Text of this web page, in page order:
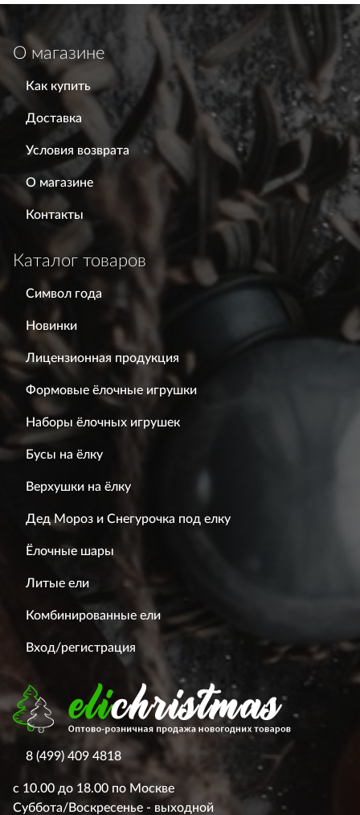
О магазине
Как купить
Доставка
Условия возврата
О магазине
Контакты
Каталог товаров
Символ года
Новинки
Лицензионная продукция
Формовые ёлочные игрушки
Наборы ёлочных игрушек
Бусы на ёлку
Верхушки на ёлку
Дед Мороз и Снегурочка под елку
Ёлочные шары
Литые ели
Комбинированные ели
Вход/регистрация
8 (499) 409 4818
с 10.00 до 18.00 по Москве
Суббота/Воскресенье - выходной